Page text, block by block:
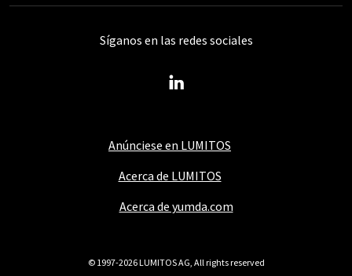
Anúnciese en LUMITOS
Acerca de LUMITOS
Acerca de yumda.com
Síganos en las redes sociales
© 1997-2026 LUMITOS AG, All rights reserved